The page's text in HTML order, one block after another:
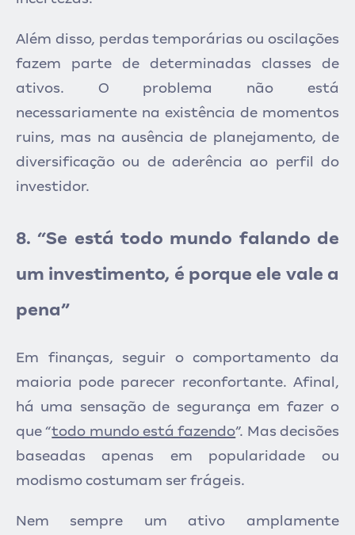
Além disso, perdas temporárias ou oscilações
fazem parte de determinadas classes de
ativos. O problema não está
necessariamente na existência de momentos
ruins, mas na ausência de planejamento, de
diversificação ou de aderência ao perfil do
investidor.
8. “Se está todo mundo falando de
um investimento, é porque ele vale a
pena”
Em finanças, seguir o comportamento da
maioria pode parecer reconfortante. Afinal,
há uma sensação de segurança em fazer o
que “todo mundo está fazendo”. Mas decisões
baseadas apenas em popularidade ou
modismo costumam ser frágeis.
Nem sempre um ativo amplamente